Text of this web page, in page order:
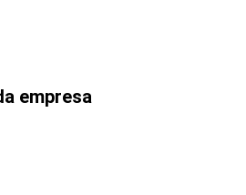
empresa